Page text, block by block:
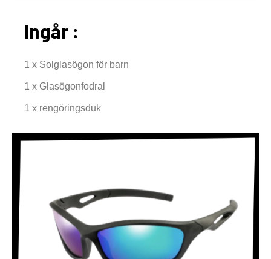
Ingår :
1 x Solglasögon för barn
1 x Glasögonfodral
1 x rengöringsduk